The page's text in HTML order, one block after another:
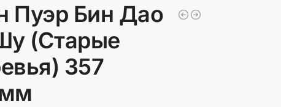
Пуэр Бин Дао
(Старые
357